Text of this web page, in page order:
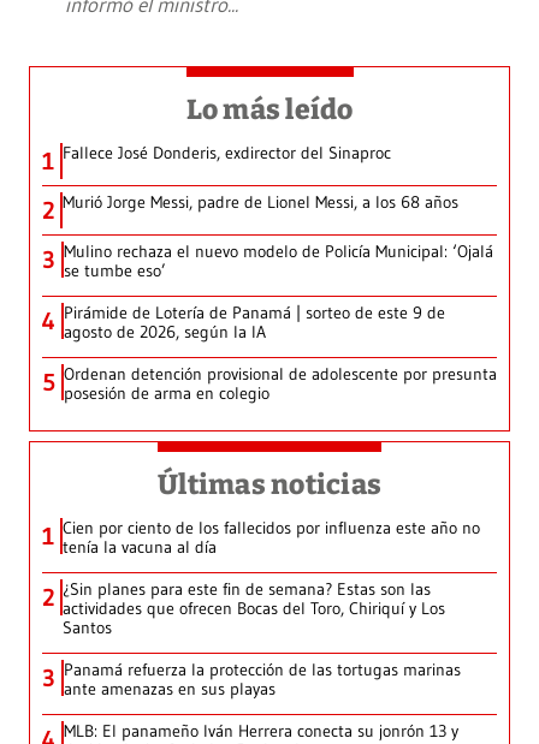
Lo más leído
1 Fallece José Donderis, exdirector del Sinaproc
2 Murió Jorge Messi, padre de Lionel Messi, a los 68 años
3 Mulino rechaza el nuevo modelo de Policía Municipal: ‘Ojalá
se tumbe eso’
4 Pirámide de Lotería de Panamá | sorteo de este 9 de
agosto de 2026, según la IA
5 Ordenan detención provisional de adolescente por presunta
posesión de arma en colegio
Últimas noticias
1 Cien por ciento de los fallecidos por influenza este año no
tenía la vacuna al día
2 ¿Sin planes para este fin de semana? Estas son las
actividades que ofrecen Bocas del Toro, Chiriquí y Los
Santos
3 Panamá refuerza la protección de las tortugas marinas
ante amenazas en sus playas
MLB: El panameño Iván Herrera conecta su jonrón 13 y